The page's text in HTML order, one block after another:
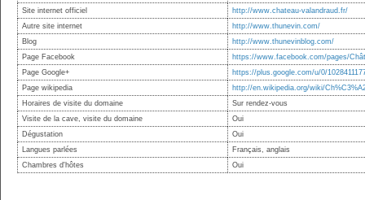
Site internet officiel
http://www.chateau-valandraud.fr/
Autre site internet
http://www.thunevin.com/
Blog
http://www.thunevinblog.com/
Page Facebook
https://www.facebook.com/pages/
Page Google+
https://plus.google.com/u/0/
Page wikipedia
http://en.wikipedia.org/wiki/
Horaires de visite du domaine
Sur rendez-vous
Visite de la cave, visite du domaine
Oui
Dégustation
Oui
Langues parlées
Français, anglais
Chambres d'hôtes
Oui